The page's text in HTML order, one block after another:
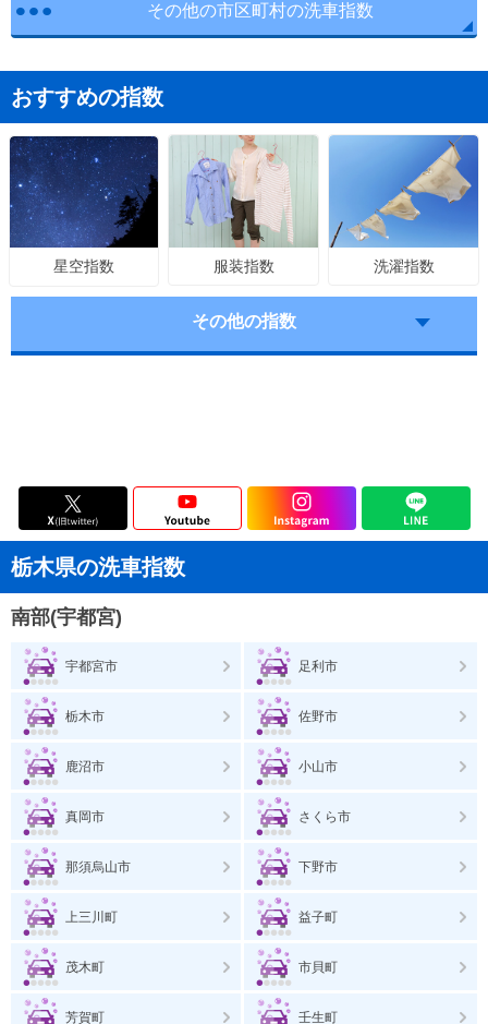
その他の市区町村の洗車指数
おすすめの指数
星空指数 服装指数 洗濯指数
その他の指数
栃木県の洗車指数
南部(宇都宮)
宇都宮市 足利市
栃木市 佐野市
鹿沼市 小山市
真岡市 さくら市
那須烏山市 下野市
上三川町 益子町
茂木町 市貝町
芳賀町 壬生町